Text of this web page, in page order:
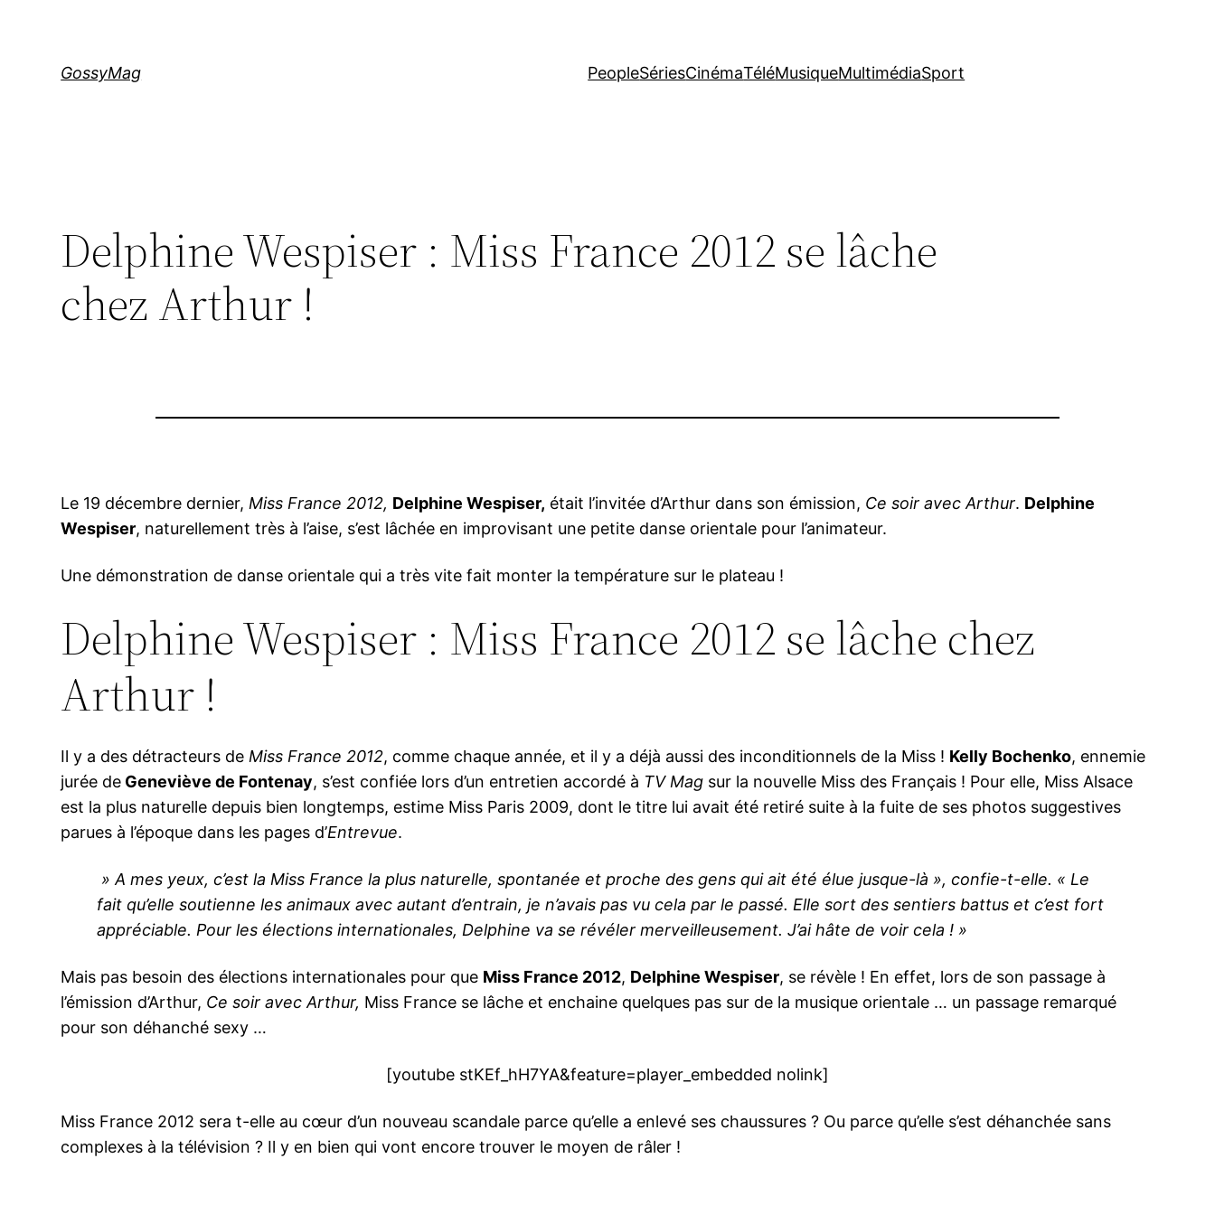
GossyMag PeopleSériesCinémaTéléMusiqueMultimédiaSport
Delphine Wespiser : Miss France 2012 se lâche
chez Arthur !
Le 19 décembre dernier, Miss France 2012, Delphine Wespiser, était l’invitée d’Arthur dans son émission, Ce soir avec Arthur. Delphine
Wespiser, naturellement très à l’aise, s’est lâchée en improvisant une petite danse orientale pour l’animateur.
Une démonstration de danse orientale qui a très vite fait monter la température sur le plateau !
Delphine Wespiser : Miss France 2012 se lâche chez
Arthur !
Il y a des détracteurs de Miss France 2012, comme chaque année, et il y a déjà aussi des inconditionnels de la Miss ! Kelly Bochenko, ennemie
jurée de Geneviève de Fontenay, s’est confiée lors d’un entretien accordé à TV Mag sur la nouvelle Miss des Français ! Pour elle, Miss Alsace
est la plus naturelle depuis bien longtemps, estime Miss Paris 2009, dont le titre lui avait été retiré suite à la fuite de ses photos suggestives
parues à l’époque dans les pages d’Entrevue.
» A mes yeux, c’est la Miss France la plus naturelle, spontanée et proche des gens qui ait été élue jusque-là », confie-t-elle. « Le
fait qu’elle soutienne les animaux avec autant d’entrain, je n’avais pas vu cela par le passé. Elle sort des sentiers battus et c’est fort
appréciable. Pour les élections internationales, Delphine va se révéler merveilleusement. J’ai hâte de voir cela ! »
Mais pas besoin des élections internationales pour que Miss France 2012, Delphine Wespiser, se révèle ! En effet, lors de son passage à
l’émission d’Arthur, Ce soir avec Arthur, Miss France se lâche et enchaine quelques pas sur de la musique orientale … un passage remarqué
pour son déhanché sexy …
[youtube stKEf_hH7YA&feature=player_embedded nolink]
Miss France 2012 sera t-elle au cœur d’un nouveau scandale parce qu’elle a enlevé ses chaussures ? Ou parce qu’elle s’est déhanchée sans
complexes à la télévision ? Il y en bien qui vont encore trouver le moyen de râler !